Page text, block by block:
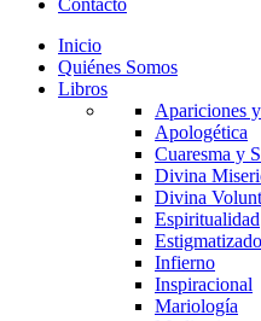
Contacto
Inicio
Quiénes Somos
Libros
Apariciones
Apologética
Cuaresma y
Divina
Divina
Espiritualidad
Infierno
Inspiracional
Mariología